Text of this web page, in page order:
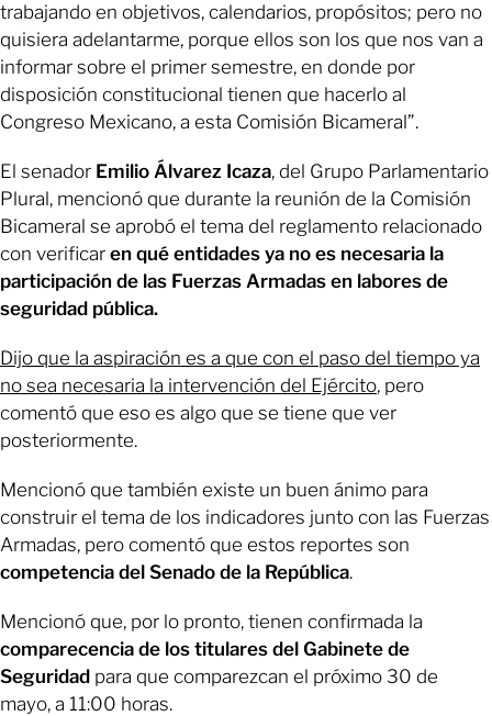
trabajando en objetivos, calendarios, propósitos; pero no
quisiera adelantarme, porque ellos son los que nos van a
informar sobre el primer semestre, en donde por
disposición constitucional tienen que hacerlo al
Congreso Mexicano, a esta Comisión Bicameral”.
El senador Emilio Álvarez Icaza, del Grupo Parlamentario
Plural, mencionó que durante la reunión de la Comisión
Bicameral se aprobó el tema del reglamento relacionado
con verificar en qué entidades ya no es necesaria la
participación de las Fuerzas Armadas en labores de
seguridad pública.
Dijo que la aspiración es a que con el paso del tiempo ya
no sea necesaria la intervención del Ejército, pero
comentó que eso es algo que se tiene que ver
posteriormente.
Mencionó que también existe un buen ánimo para
construir el tema de los indicadores junto con las Fuerzas
Armadas, pero comentó que estos reportes son
competencia del Senado de la República.
Mencionó que, por lo pronto, tienen confirmada la
comparecencia de los titulares del Gabinete de
Seguridad para que comparezcan el próximo 30 de
mayo, a 11:00 horas.